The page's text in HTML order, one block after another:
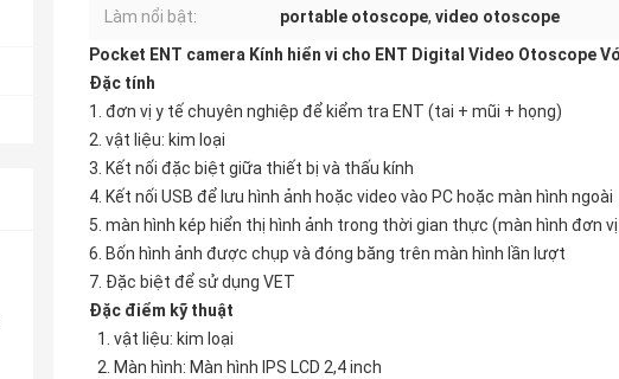
Làm nổi bật: portable otoscope, video otoscope
Pocket ENT camera Kính hiển vi cho ENT Digital Video Otoscope
Đặc tính
1. đơn vị y tế chuyên nghiệp để kiểm tra ENT (tai + mũi + họng)
2. vật liệu: kim loại
3. Kết nối đặc biệt giữa thiết bị và thấu kính
4. Kết nối USB để lưu hình ảnh hoặc video vào PC hoặc màn hình ngoài
5. màn hình kép hiển thị hình ảnh trong thời gian thực (màn hình đơn
6. Bốn hình ảnh được chụp và đóng băng trên màn hình lần lượt
7. Đặc biệt để sử dụng VET
Đặc điểm kỹ thuật
1. vật liệu: kim loại
2. Màn hình: Màn hình IPS LCD 2,4 inch